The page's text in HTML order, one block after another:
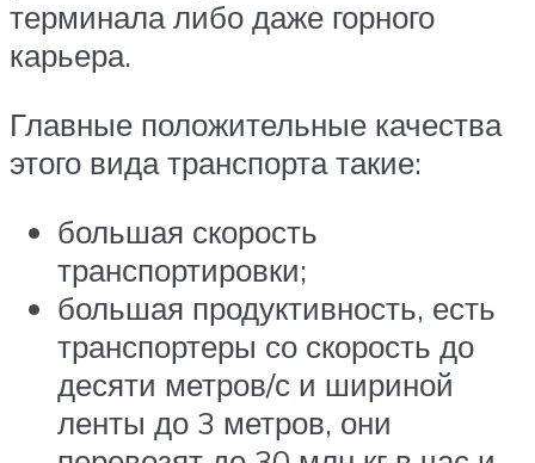
терминала либо даже горного
карьера.
Главные положительные качества
этого вида транспорта такие:
большая скорость
транспортировки;
большая продуктивность, есть
транспортеры со скорость до
десяти метров/с и шириной
ленты до 3 метров, они